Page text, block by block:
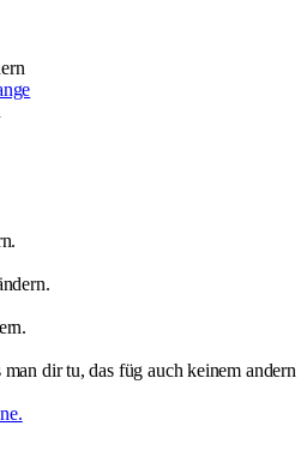
dir tu, das füg auch keinem andern